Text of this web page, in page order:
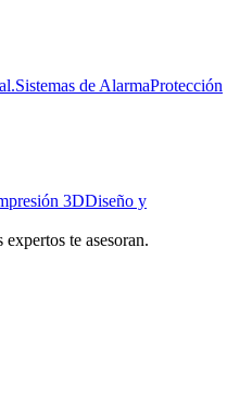
Sistemas de AlarmaProtección
3DDiseño y
expertos te asesoran.